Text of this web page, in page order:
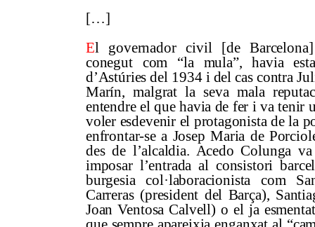
[…]
El governador civil [de
conegut com “la mula”, havia
d’Astúries del 1934 i del cas contra
Marín, malgrat la seva mala
entendre el que havia de fer i va tenir
voler esdevenir el protagonista de la
enfrontar-se a Josep Maria de
des de l’alcaldia. Acedo Colunga
imposar l’entrada al consistori
burgesia col·laboracionista com
Carreras (president del Barça),
Joan Ventosa Calvell) o el ja